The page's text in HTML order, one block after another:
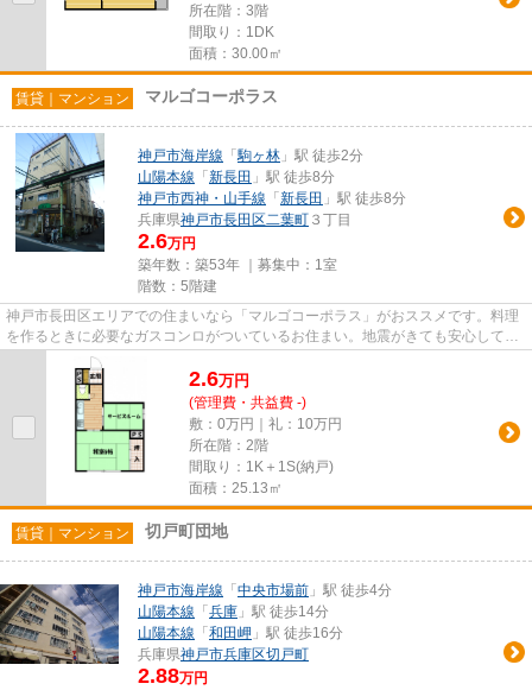
所在階：3階
間取り：1DK
面積：30.00㎡
賃貸｜マンション マルゴコーポラス
神戸市海岸線 「駒ヶ林 」駅 徒歩2分
山陽本線 「 新長田 」駅 徒歩8分
神戸市西神・山手線 「 新長田 」駅 徒歩8分
兵庫県神戸市長田区二葉町 ３丁目
2.6万円
築年数：築53年 ｜募集中： 1室
階数：5階建
神戸市長田区エリアでの住まいなら「マルゴコーポラス」がおススメです。料理
を作るときに必要なガスコンロがついているお住まい。地震がきても安心して住
める、RC構造のマンションご...
2.6万円
(管理費・共益費 -)
敷：0万円｜礼：10万円
所在階：2階
間取り：1K＋1S(納戸)
面積：25.13㎡
賃貸｜マンション 切戸町団地
神戸市海岸線 「 中央市場前 」駅 徒歩4分
山陽本線 「 兵庫 」駅 徒歩14分
山陽本線 「 和田岬 」駅 徒歩16分
兵庫県神戸市兵庫区切戸町
2.88万円